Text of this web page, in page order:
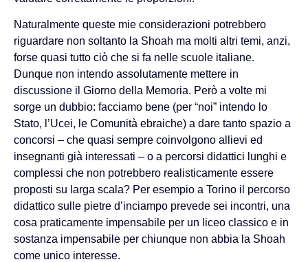
Naturalmente queste mie considerazioni potrebbero
riguardare non soltanto la Shoah ma molti altri temi, anzi,
forse quasi tutto ciò che si fa nelle scuole italiane.
Dunque non intendo assolutamente mettere in
discussione il Giorno della Memoria. Però a volte mi
sorge un dubbio: facciamo bene (per “noi” intendo lo
Stato, l’Ucei, le Comunità ebraiche) a dare tanto spazio a
concorsi – che quasi sempre coinvolgono allievi ed
insegnanti già interessati – o a percorsi didattici lunghi e
complessi che non potrebbero realisticamente essere
proposti su larga scala? Per esempio a Torino il percorso
didattico sulle pietre d’inciampo prevede sei incontri, una
cosa praticamente impensabile per un liceo classico e in
sostanza impensabile per chiunque non abbia la Shoah
come unico interesse.